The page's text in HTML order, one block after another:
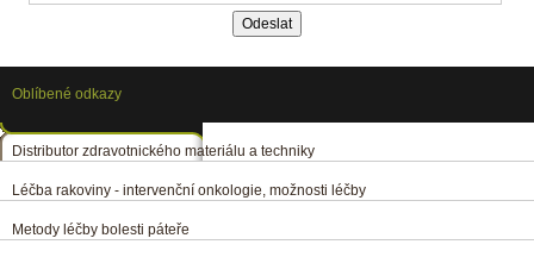
Oblíbené odkazy
Distributor zdravotnického materiálu a techniky
Léčba rakoviny - intervenční onkologie, možnosti léčby
Metody léčby bolesti páteře